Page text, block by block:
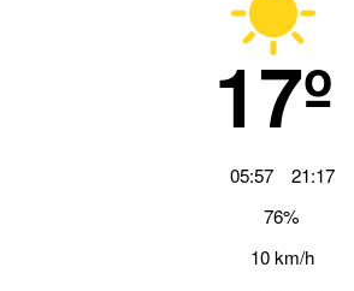
17º
05:57
21:17
76%
10 km/h